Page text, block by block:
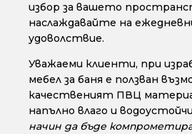
избор за вашето
наслаждавайте на
удоволствие.
Уважаеми клиенти, при
мебел за баня е ползван
качественият ПВЦ
напълно влаго и
начин да бъде